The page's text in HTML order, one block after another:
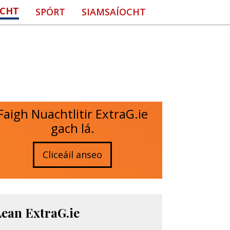
SPÓRT SIAMSAÍOCHT
Nuachtlitir ExtraG.ie
gach lá.
Cliceáil anseo
ExtraG.ie